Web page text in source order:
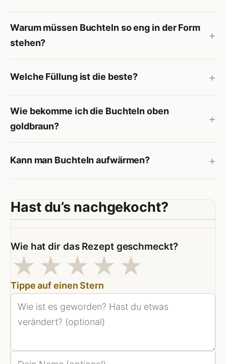
Warum müssen Buchteln so eng in der Form
stehen?
Welche Füllung ist die beste?
Wie bekomme ich die Buchteln oben
goldbraun?
Kann man Buchteln aufwärmen?
Hast du’s nachgekocht?
Wie hat dir das Rezept geschmeckt?
★
★ 4 Sterne
★ 3 Sterne
★ 2 Sterne
★ 1 Sterne
Tippe auf einen Stern